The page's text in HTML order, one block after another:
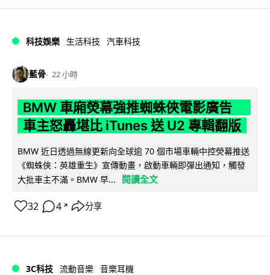
科技娛樂 生活科技 汽車科技
藍骨 22 小時
BMW 車廂熒幕強推蜘蛛俠電影廣告
車主怒轟堪比 iTunes 送 U2 專輯翻版
BMW 近日透過無線更新向全球逾 70 個市場車輛中控熒幕推送
《蜘蛛俠：英雄重生》宣傳動畫，啟動車輛即彈出通知，觸發
大批車主不滿。BMW 早...
閱讀全文
32 4 ↗ 分享
3C科技 流動音樂 音樂耳機